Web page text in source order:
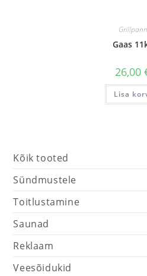
Grillpann
Gaas
26,00
Lisa
Kõik tooted
Sündmustele
Toitlustamine
Saunad
Reklaam
Veesõidukid